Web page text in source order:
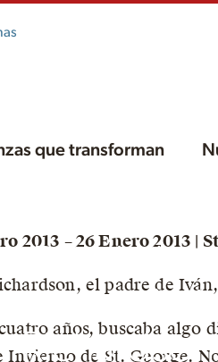
que transforman
de un
Richardson
2013 – 26 Enero 2013 |
el padre de
años, buscaba
Invierno de St. George.